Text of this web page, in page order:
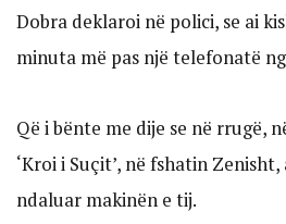
Dobra deklaroi në polici, se ai
minuta më pas një telefonatë
Që i bënte me dije se në rrugë,
‘Kroi i Suçit’, në fshatin
ndaluar makinën e tij.